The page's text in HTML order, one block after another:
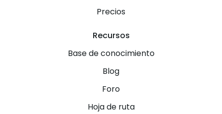
Precios
Recursos
Base de conocimiento
Blog
Foro
Hoja de ruta